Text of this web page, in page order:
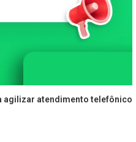
agilizar atendimento telefônico